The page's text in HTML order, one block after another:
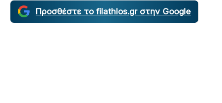
Προσθέστε το filathlos.gr στην Google